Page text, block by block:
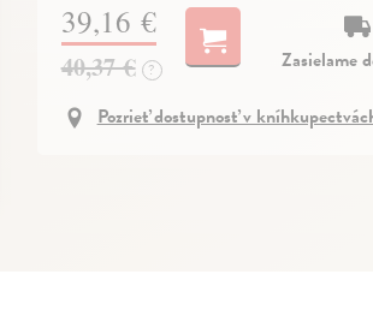
39,16 €
40,37 € ?
Zasielame
Pozrieť dostupnosť v